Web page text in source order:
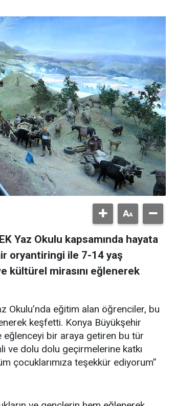
Yaz Okulu kapsamında hayata
oryantiringi ile 7-14 yaş
kültürel mirasını eğlenerek
Okulu’nda eğitim alan öğrenciler, bu
keşfetti. Konya Büyükşehir
eğlenceyi bir araya getiren bu tür
ve dolu dolu geçirmelerine katkı
çocuklarımıza teşekkür ediyorum”